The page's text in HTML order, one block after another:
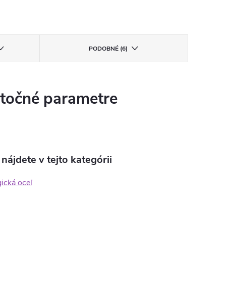
PODOBNÉ (6)
parametre
v tejto kategórii
oceľ